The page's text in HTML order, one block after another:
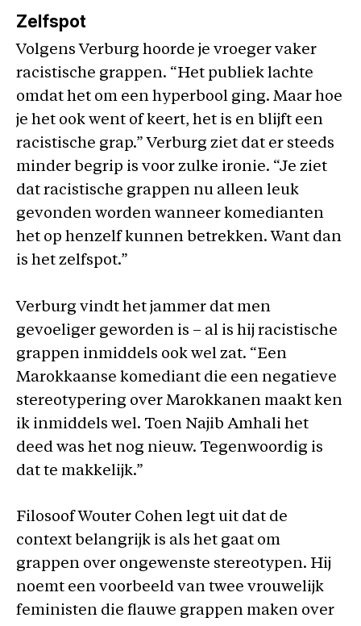
Zelfspot
Volgens Verburg hoorde je vroeger vaker
racistische grappen. “Het publiek lachte
omdat het om een hyperbool ging. Maar hoe
je het ook went of keert, het is en blijft een
racistische grap.” Verburg ziet dat er steeds
minder begrip is voor zulke ironie. “Je ziet
dat racistische grappen nu alleen leuk
gevonden worden wanneer komedianten
het op henzelf kunnen betrekken. Want dan
is het zelfspot.”
Verburg vindt het jammer dat men
gevoeliger geworden is – al is hij racistische
grappen inmiddels ook wel zat. “Een
Marokkaanse komediant die een negatieve
stereotypering over Marokkanen maakt ken
ik inmiddels wel. Toen Najib Amhali het
deed was het nog nieuw. Tegenwoordig is
dat te makkelijk.”
Filosoof Wouter Cohen legt uit dat de
context belangrijk is als het gaat om
grappen over ongewenste stereotypen. Hij
noemt een voorbeeld van twee vrouwelijk
feministen die flauwe grappen maken over